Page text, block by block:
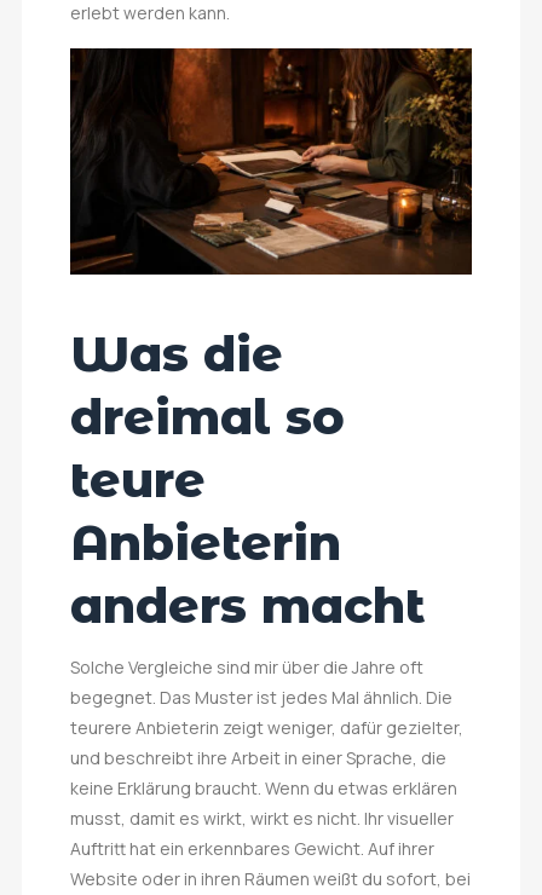
erlebt werden kann.
Was die
dreimal so
teure
Anbieterin
anders macht
Solche Vergleiche sind mir über die Jahre oft
begegnet. Das Muster ist jedes Mal ähnlich. Die
teurere Anbieterin zeigt weniger, dafür gezielter,
und beschreibt ihre Arbeit in einer Sprache, die
keine Erklärung braucht. Wenn du etwas erklären
musst, damit es wirkt, wirkt es nicht. Ihr visueller
Auftritt hat ein erkennbares Gewicht. Auf ihrer
Website oder in ihren Räumen weißt du sofort, bei